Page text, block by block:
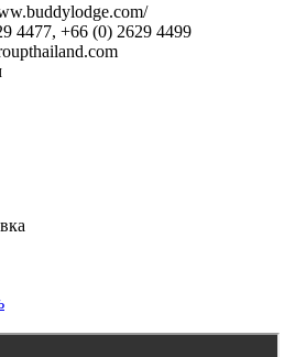
4477, +66 (0) 2629 4499